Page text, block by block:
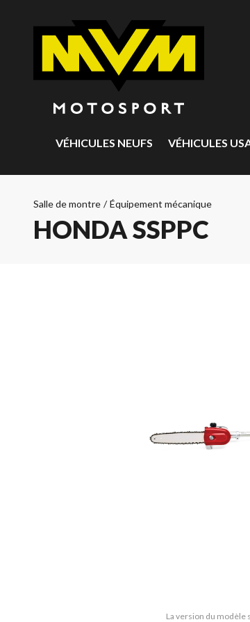
VÉHICULES NEUFS VÉHICULES
Salle de montre / Équipement mécanique
HONDA SSPPC
La version du modèle